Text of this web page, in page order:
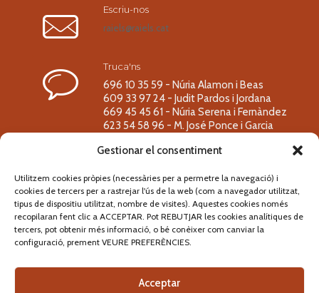
Gestionar el consentiment
Utilitzem cookies pròpies (necessàries per a permetre la navegació) i
cookies de tercers per a rastrejar l'ús de la web (com a navegador utilitzat,
tipus de dispositiu utilitzat, nombre de visites). Aquestes cookies només
recopilaran fent clic a ACCEPTAR. Pot REBUTJAR les cookies analítiques de
tercers, pot obtenir més informació, o bé conèixer com canviar la
configuració, prement VEURE PREFERÈNCIES.
Acceptar
Escriu-nos
raiels@raiels.cat
Truca'ns
696 10 35 59 - Núria Alamon i Beas
609 33 97 24 - Judit Pardos i Jordana
669 45 45 61 - Núria Serena i Fernàndez
623 54 58 96 - M. José Ponce i Garcia
Segueix-nos!